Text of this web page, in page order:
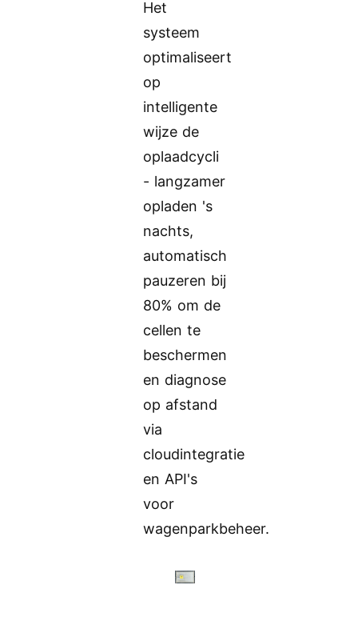
Het
systeem
optimaliseert
op
intelligente
wijze de
oplaadcycli
- langzamer
opladen 's
nachts,
automatisch
pauzeren bij
80% om de
cellen te
beschermen
en diagnose
op afstand
via
cloudintegratie
en API's
voor
wagenparkbeheer.